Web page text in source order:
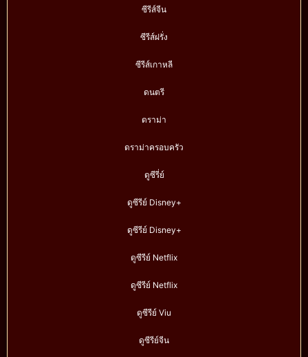
ซีรีส์จีน
ซีรีส์ฝรั่ง
ซีรีส์เกาหลี
ดนตรี
ดราม่า
ดราม่าครอบครัว
ดูซีรี่ย์
ดูซีรีย์ Disney+
ดูซีรีย์ Disney+
ดูซีรีย์ Netflix
ดูซีรีย์ Netflix
ดูซีรีย์ Viu
ดูซีรีย์จีน